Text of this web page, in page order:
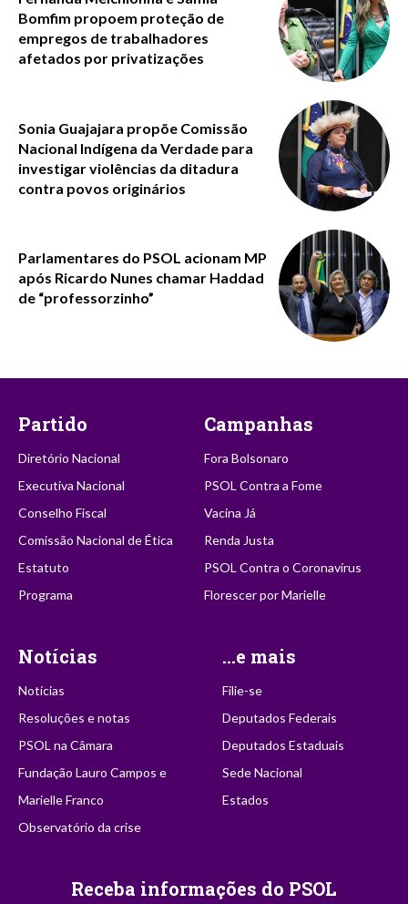
Bomfim propoem proteção de
empregos de trabalhadores
afetados por privatizações
Sonia Guajajara propõe Comissão
Nacional Indígena da Verdade para
investigar violências da ditadura
contra povos originários
Parlamentares do PSOL acionam MP
após Ricardo Nunes chamar Haddad
de “professorzinho”
Partido
Diretório Nacional
Executiva Nacional
Conselho Fiscal
Comissão Nacional de Ética
Estatuto
Programa
Campanhas
Fora Bolsonaro
PSOL Contra a Fome
Vacina Já
Renda Justa
PSOL Contra o Coronavírus
Florescer por Marielle
Notícias
Notícias
Resoluções e notas
PSOL na Câmara
Fundação Lauro Campos e
Marielle Franco
Observatório da crise
...e mais
Filie-se
Deputados Federais
Deputados Estaduais
Sede Nacional
Estados
Receba informações do PSOL